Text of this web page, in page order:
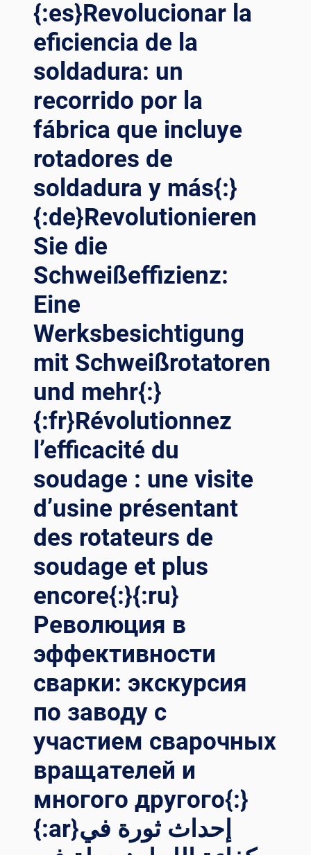
{:es}Revolucionar la
eficiencia de la
soldadura: un
recorrido por la
fábrica que incluye
rotadores de
soldadura y más{:}
{:de}Revolutionieren
Sie die
Schweißeffizienz:
Eine
Werksbesichtigung
mit Schweißrotatoren
und mehr{:}
{:fr}Révolutionnez
l’efficacité du
soudage : une visite
d’usine présentant
des rotateurs de
soudage et plus
encore{:}{:ru}
Революция в
эффективности
сварки: экскурсия
по заводу с
участием сварочных
вращателей и
многого другого{:}
{:ar}إحداث ثورة في